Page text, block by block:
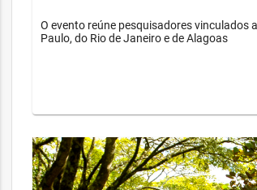
O evento reúne pesquisadores vinculados
Paulo, do Rio de Janeiro e de Alagoas